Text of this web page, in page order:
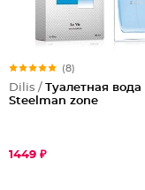
(8)
Dilis / Туалетная вода
Steelman zone
1449 ₽